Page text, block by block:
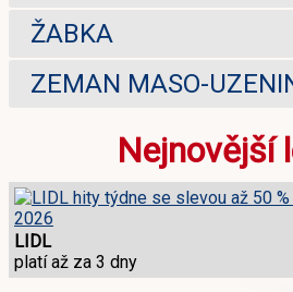
ŽABKA
ZEMAN MASO-
Nejnovější
LIDL
platí až za 3 dny